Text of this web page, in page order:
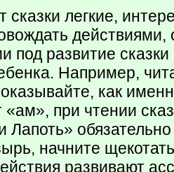
сказки легкие,
действиями,
под развитие
Например,
как
«ам», при чтении
Лапоть»
начните
развивают